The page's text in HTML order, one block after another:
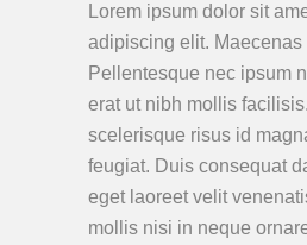
Lorem ipsum dolor sit
adipiscing elit.
Pellentesque nec ipsum
erat ut nibh mollis
scelerisque risus id
feugiat. Duis consequat
eget laoreet velit
mollis nisi in neque